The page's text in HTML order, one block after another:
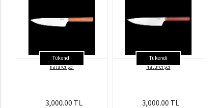
Tükendi
natürel şef
3,000.00 TL
Tükendi
natürel şef
3,000.00 TL